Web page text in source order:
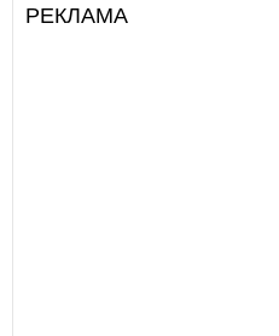
РЕКЛАМА